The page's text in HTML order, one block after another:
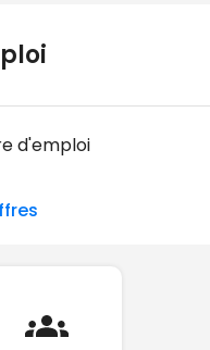
d'emploi